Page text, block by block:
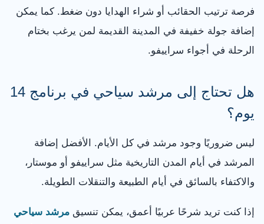
فرصة ترتيب الحقائب أو شراء الهدايا دون ضغط. كما يمكن
إضافة جولة خفيفة في المدينة القديمة لمن يرغب بختام
الرحلة في أجواء سراييفو.
هل تحتاج إلى مرشد سياحي في برنامج 14
يوم؟
ليس ضروريًا وجود مرشد في كل الأيام. الأفضل إضافة
المرشد في أيام المدن التاريخية مثل سراييفو أو موستار،
والاكتفاء بالسائق في أيام الطبيعة والتنقلات الطويلة.
إذا كنت تريد شرحًا عربيًا أعمق، يمكن تنسيق مرشد سياحي